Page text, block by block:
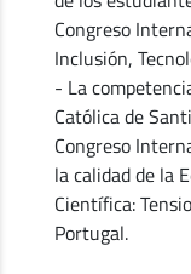
Congreso
Inclusión,
- La
Católica de
Congreso
la calidad de la
Científica:
Portugal.